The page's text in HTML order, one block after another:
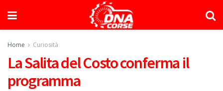
Home Curiosità
La Salita del Costo conferma il
programma